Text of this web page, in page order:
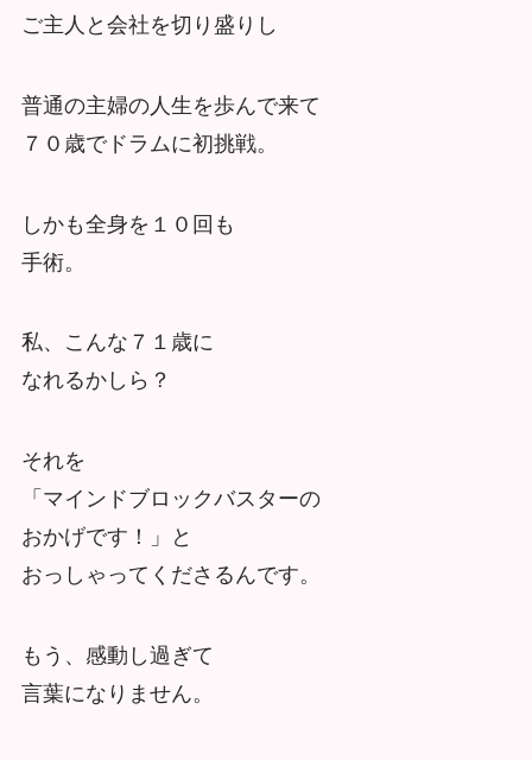
ご主人と会社を切り盛りし
普通の主婦の人生を歩んで来て
７０歳でドラムに初挑戦。
しかも全身を１０回も
手術。
私、こんな７１歳に
なれるかしら？
それを
「マインドブロックバスターの
おかげです！」と
おっしゃってくださるんです。
もう、感動し過ぎて
言葉になりません。